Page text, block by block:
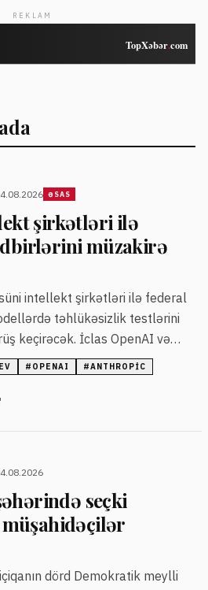
REKLAM
ƏSAS
şirkətləri ilə
müzakirə
süni intellekt şirkətləri ilə federal
təhlükəsizlik testlərini
keçirəcək. İclas OpenAI və
baş vermiş
sonra təşkil olunur.
# OPENAI #ANTHROPIC
seçki
dörd Demokratik meylli